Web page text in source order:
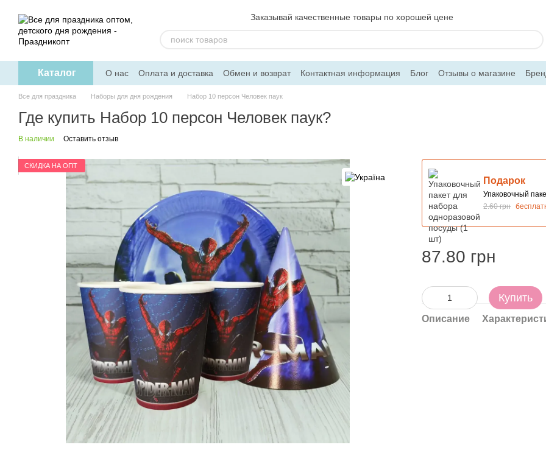
Заказывай качественные товары по хорошей цене
Каталог О нас Оплата и доставка Обмен и возврат Контактная информация Блог Отзывы о магазине
Скидка на опт
Помощь
Все для праздника Наборы для дня рождения Набор 10 персон Человек паук
Где купить Набор 10 персон Человек паук?
В наличии Оставить отзыв
СКИДКА НА ОПТ
Подарок
Упаковочный
2.60 грн
87.80 грн
Купить
Описание